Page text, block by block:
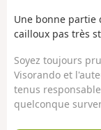
Une bonne partie
cailloux pas très
Soyez toujours
Visorando et
tenus
quelconque